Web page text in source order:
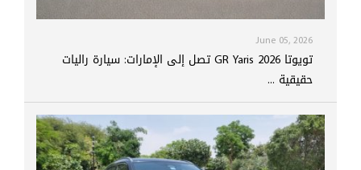
June 05, 2026
تويوتا GR Yaris 2026 تصل إلى الإمارات: سيارة راليات
حقيقية ...